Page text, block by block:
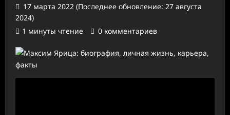
17 марта 2022 (Последнее обновление: 27 августа
2024)
1 минуты чтение
0 комментариев